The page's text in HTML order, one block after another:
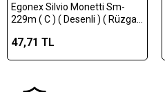
Egonex Silvio Monetti Sm-
229m ( C ) ( Desenli ) ( Rüzgar
47,71 TL